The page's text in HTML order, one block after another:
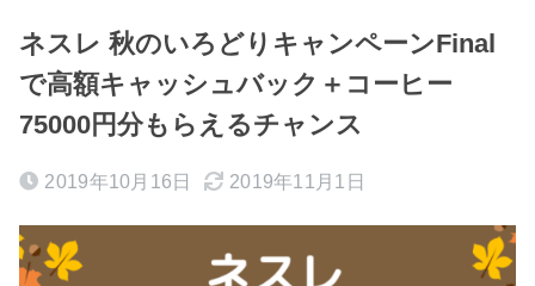
ネスレ 秋のいろどりキャンペーンFinal
で高額キャッシュバック＋コーヒー
75000円分もらえるチャンス
2019年10月16日 2019年11月1日